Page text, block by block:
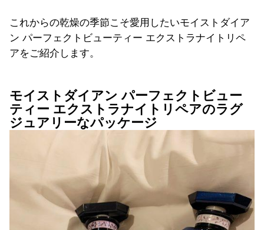
これからの乾燥の季節こそ愛用したいモイストダイア
ン パーフェクトビューティー エクストラナイトリペ
アをご紹介します。
モイストダイアン パーフェクトビュー
ティー エクストラナイトリペアのラグ
ジュアリーなパッケージ